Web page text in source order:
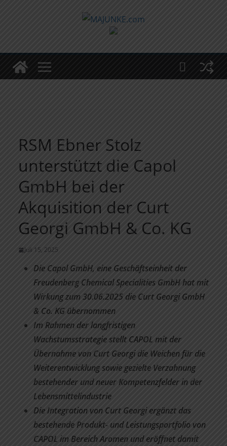
RSM Ebner Stolz
unterstützt die Capol
GmbH bei der
Akquisition der Curt
Georgi GmbH & Co. KG
Juli 15, 2025
Die Capol GmbH, eine Geschäftseinheit der
Freudenberg Chemical Specialities GmbH hat mit
Wirkung zum 30.06.2025 die Curt Georgi GmbH
& Co. KG übernommen
Im Rahmen der langfristigen
Wachstumsstrategie stellt CAPOL mit der
Übernahme von Curt Georgi die Weichen für die
Weiterentwicklung sowie gezielte Verzahnung
bestehender und neuer Kompetenzfelder in der
Lebensmittelindustrie
Die Integration von Curt Georgi ergänzt das
bestehende Produkt- und Leistungsportfolio von
CAPOL im Bereich Aromen und eröffnet damit